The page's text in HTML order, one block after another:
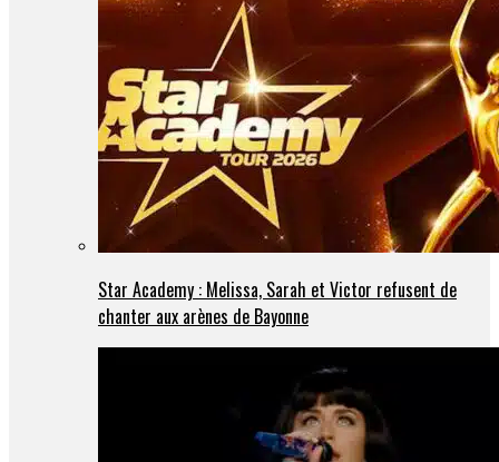
Star Academy : Melissa, Sarah et Victor refusent de
chanter aux arènes de Bayonne